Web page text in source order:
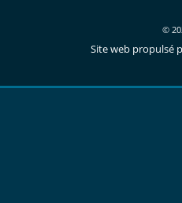
©
Site web propulsé